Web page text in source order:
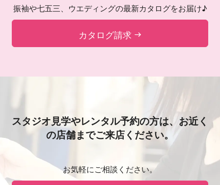
振袖や七五三、ウエディングの最新カタログをお届け♪
カタログ請求
スタジオ見学やレンタル予約の方は、 お近く
の店舗までご来店ください。
お気軽にご相談ください。